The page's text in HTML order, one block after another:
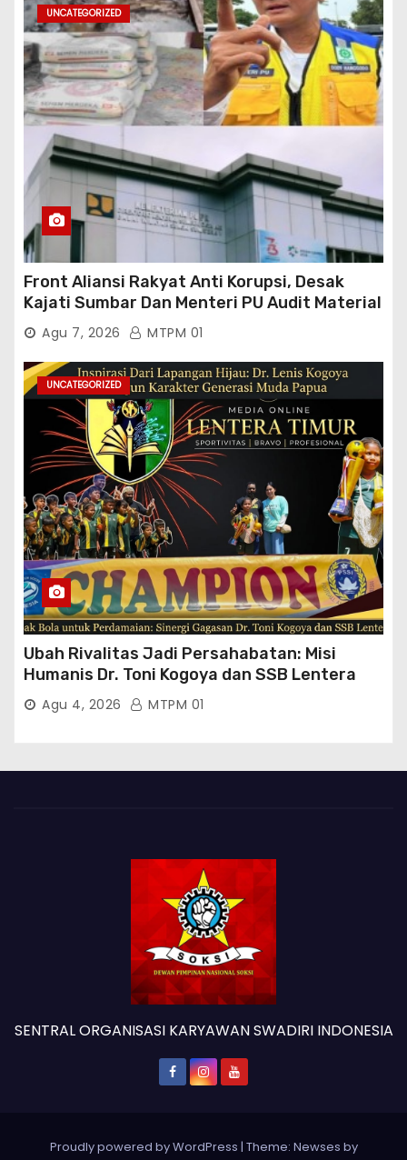
UNCATEGORIZED
Front Aliansi Rakyat Anti Korupsi, Desak
Kajati Sumbar Dan Menteri PU Audit Material
PT. Brantas Abipraya Kontrak No :
06.Nopember 2025 s.d 31 Maret 2026
Sumber Dana: APBN Nilai Kontrak : Rp
76.130.630.000.00,- Diduga Ka.Balai BWSS V
Padang Tutup Mata
Agu 7, 2026 MTPM 01
UNCATEGORIZED
Ubah Rivalitas Jadi Persahabatan: Misi
Humanis Dr. Toni Kogoya dan SSB Lentera
TimurAgu 4, 2026 MTPM 01
SENTRAL ORGANISASI KARYAWAN SWADIRI INDONESIA
Proudly powered by WordPress | Theme: Newses by